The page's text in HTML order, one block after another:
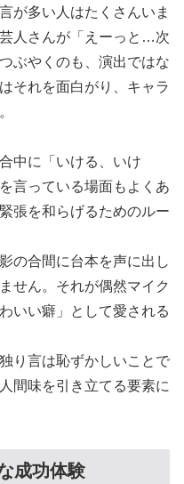
が多い人はたくさんいま
人さんが「えーっと…次
ぶやくのも、演出ではな
それを面白がり、キャラ
中に「いける、いけ
言っている場面もよくあ
張を和らげるためのルー
の合間に台本を声に出し
せん。それが偶然マイク
いい癖」として愛される
り言は恥ずかしいことで
間味を引き立てる要素に
成功体験